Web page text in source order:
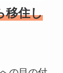
移住し